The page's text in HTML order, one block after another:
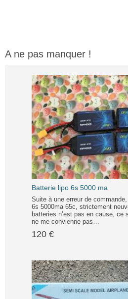
A ne pas manquer !
Batterie lipo 6s 5000 ma
Suite à une erreur de
6s 5000ma 65c, strictement
batteries n’est pas en cause, ce
ne me convienne pas…
120 €